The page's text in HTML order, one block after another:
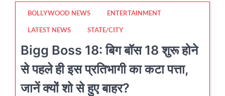
BOLLYWOOD NEWS ENTERTAINMENT
LATEST NEWS STATE/CITY
Bigg Boss 18: बिग बॉस 18 शुरू होने
से पहले ही इस प्रतिभागी का कटा पत्ता,
जानें क्यों शो से हुए बाहर?